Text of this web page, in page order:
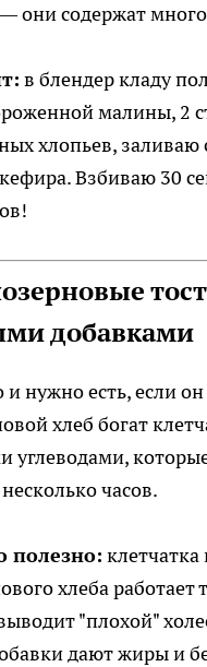
они содержат много
в блендер кладу
малины, 2
хлопьев, заливаю
Взбиваю 30
добавками
нужно есть, если
хлеб богат
углеводами,
часов.
полезно: клетчатка
хлеба работает
"плохой"
дают жиры и